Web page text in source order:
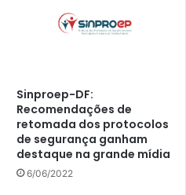
Sinproep-DF:
Recomendações de
retomada dos protocolos
de segurança ganham
destaque na grande mídia
6/06/2022